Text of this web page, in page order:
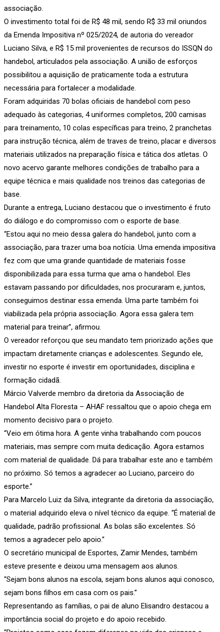
associação.
O investimento total foi de R$ 48 mil, sendo R$ 33 mil oriundos
da Emenda Impositiva nº 025/2024, de autoria do vereador
Luciano Silva, e R$ 15 mil provenientes de recursos do ISSQN do
handebol, articulados pela associação. A união de esforços
possibilitou a aquisição de praticamente toda a estrutura
necessária para fortalecer a modalidade.
Foram adquiridas 70 bolas oficiais de handebol com peso
adequado às categorias, 4 uniformes completos, 200 camisas
para treinamento, 10 colas específicas para treino, 2 pranchetas
para instrução técnica, além de traves de treino, placar e diversos
materiais utilizados na preparação física e tática dos atletas. O
novo acervo garante melhores condições de trabalho para a
equipe técnica e mais qualidade nos treinos das categorias de
base.
Durante a entrega, Luciano destacou que o investimento é fruto
do diálogo e do compromisso com o esporte de base.
“Estou aqui no meio dessa galera do handebol, junto com a
associação, para trazer uma boa notícia. Uma emenda impositiva
fez com que uma grande quantidade de materiais fosse
disponibilizada para essa turma que ama o handebol. Eles
estavam passando por dificuldades, nos procuraram e, juntos,
conseguimos destinar essa emenda. Uma parte também foi
viabilizada pela própria associação. Agora essa galera tem
material para treinar”, afirmou.
O vereador reforçou que seu mandato tem priorizado ações que
impactam diretamente crianças e adolescentes. Segundo ele,
investir no esporte é investir em oportunidades, disciplina e
formação cidadã.
Márcio Valverde membro da diretoria da Associação de
Handebol Alta Floresta – AHAF ressaltou que o apoio chega em
momento decisivo para o projeto.
“Veio em ótima hora. A gente vinha trabalhando com poucos
materiais, mas sempre com muita dedicação. Agora estamos
com material de qualidade. Dá para trabalhar este ano e também
no próximo. Só temos a agradecer ao Luciano, parceiro do
esporte.”
Para Marcelo Luiz da Silva, integrante da diretoria da associação,
o material adquirido eleva o nível técnico da equipe. “É material de
qualidade, padrão profissional. As bolas são excelentes. Só
temos a agradecer pelo apoio.”
O secretário municipal de Esportes, Zamir Mendes, também
esteve presente e deixou uma mensagem aos alunos.
“Sejam bons alunos na escola, sejam bons alunos aqui conosco,
sejam bons filhos em casa com os pais.”
Representando as famílias, o pai de aluno Elisandro destacou a
importância social do projeto e do apoio recebido.